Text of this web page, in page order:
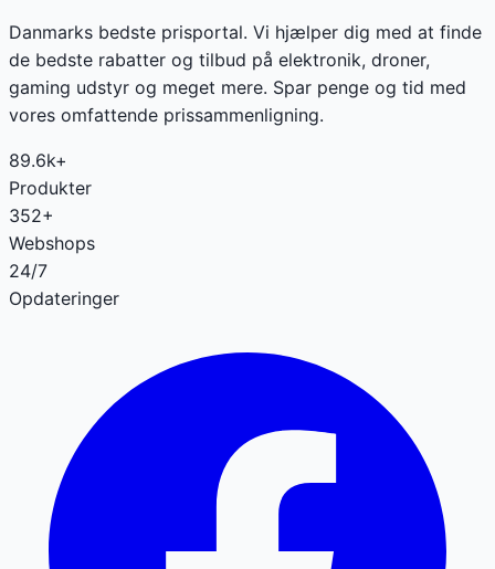
Danmarks bedste prisportal. Vi hjælper dig med at finde
de bedste rabatter og tilbud på elektronik, droner,
gaming udstyr og meget mere. Spar penge og tid med
vores omfattende prissammenligning.
89.6k+
Produkter
352+
Webshops
24/7
Opdateringer